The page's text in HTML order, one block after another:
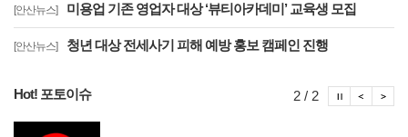
[안산뉴스] 미용업 기존 영업자 대상 ‘뷰티아카데미’ 교육생 모집
[안산뉴스] 청년 대상 전세사기 피해 예방 홍보 캠페인 진행
Hot! 포토이슈 2 / 2 포
포토이